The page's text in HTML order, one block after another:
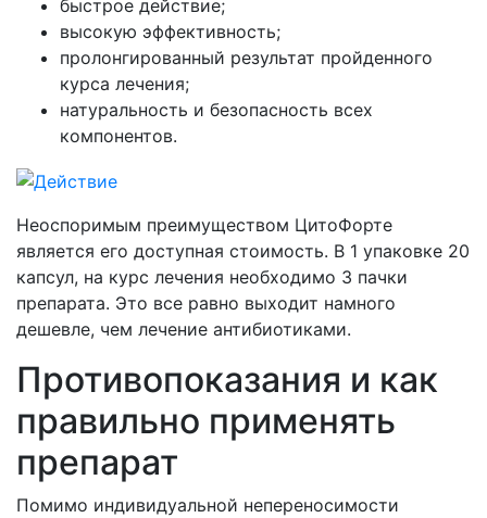
быстрое действие;
высокую эффективность;
пролонгированный результат пройденного
курса лечения;
натуральность и безопасность всех
компонентов.
Неоспоримым преимуществом ЦитоФорте
является его доступная стоимость. В 1 упаковке 20
капсул, на курс лечения необходимо 3 пачки
препарата. Это все равно выходит намного
дешевле, чем лечение антибиотиками.
Противопоказания и как
правильно применять
препарат
Помимо индивидуальной непереносимости